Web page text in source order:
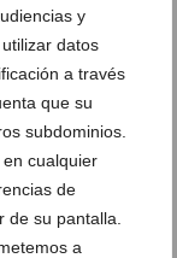
y
datos
a través
que su
subdominios.
cualquier
de
su pantalla.
a
– Centro de Estetica